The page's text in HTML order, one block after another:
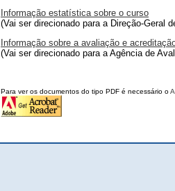
Informação estatística sobre o curso
(Vai ser direcionado para a Direção-Geral
Informação sobre a avaliação e
(Vai ser direcionado para a Agência de
Para ver os documentos do tipo PDF é necessário o